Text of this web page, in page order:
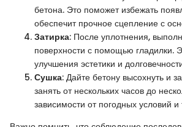
бетона. Это поможет избежать
обеспечит прочное сцепление с
Затирка: После уплотнения,
поверхности с помощью гладилки.
улучшения эстетики и
Сушка: Дайте бетону высохнуть и
занять от нескольких часов до
зависимости от погодных условий